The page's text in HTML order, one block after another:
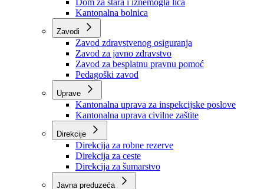
Ustanove
Centar za socijalni rad
Dom za stara i iznemogla lica
Kantonalna bolnica
Zavodi
Zavod zdravstvenog osiguranja
Zavod za javno zdravstvo
Zavod za besplatnu pravnu pomoć
Pedagoški zavod
Kantonalna uprava za inspekcijske poslove
Kantonalna uprava civilne zaštite
Direkcije
Direkcija za robne rezerve